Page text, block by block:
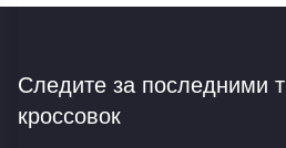
Следите за последними
кроссовок